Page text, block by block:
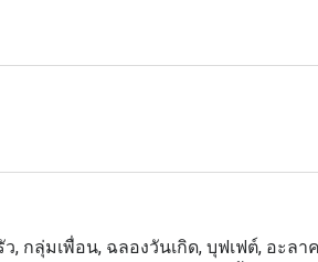
านาชาติระดับพรีเมียม ตั้งอยู่บน ชั้น 3 ข
ล้กับ วัดแขก บรรยากาศภายในร้านมีคว
ดใหม่ (Seafood on ice) และสเตชันปรุง
มรับ นอกจากนี้ยังมีน้ำผลไม้สดและขนม
กลุ่มเพื่อน, ฉลองวันเกิด, บุฟเฟต์, อะลา